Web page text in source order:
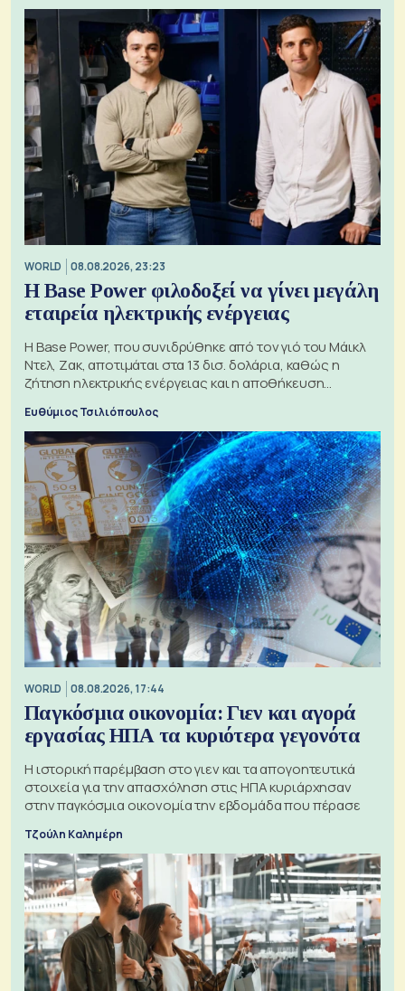
WORLD 08.08.2026, 23:23
Η Base Power φιλοδοξεί να γίνει μεγάλη
εταιρεία ηλεκτρικής ενέργειας
Η Base Power, που συνιδρύθηκε από τον γιό του Μάικλ
Ντελ, Ζακ, αποτιμάται στα 13 δισ. δολάρια, καθώς η
ζήτηση ηλεκτρικής ενέργειας και η αποθήκευση
Ευθύμιος Τσιλιόπουλος
WORLD 08.08.2026, 17:44
Παγκόσμια οικονομία: Γιεν και αγορά
εργασίας ΗΠΑ τα κυριότερα γεγονότα
Η ιστορική παρέμβαση στο γιεν και τα απογοητευτικά
στοιχεία για την απασχόληση στις ΗΠΑ κυριάρχησαν
στην παγκόσμια οικονομία την εβδομάδα που πέρασε
Τζούλη Καλημέρη